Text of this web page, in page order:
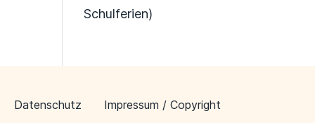
Schulferien)
Impressum / Copyright
Datenschutz